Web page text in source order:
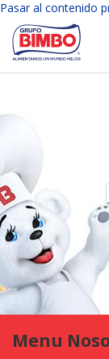
Pasar al contenido
Menu